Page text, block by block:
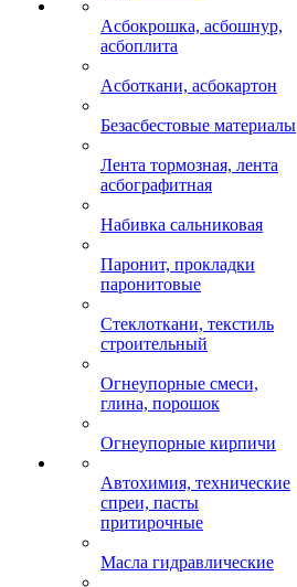
Асбокрошка, асбошнур,
асбоплита
Асботкани, асбокартон
Безасбестовые материалы
Лента тормозная, лента
асбографитная
Набивка сальниковая
Паронит, прокладки
паронитовые
Стеклоткани, текстиль
строительный
Огнеупорные смеси,
глина, порошок
Огнеупорные кирпичи
Автохимия, технические
спреи, пасты
притирочные
Масла гидравлические